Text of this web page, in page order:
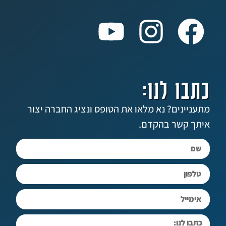
לנו:
נא מלאו את הטופס ונציג החברה יצור
בהקדם.